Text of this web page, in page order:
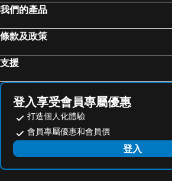
神奈川縣飯店
我們的產品
條款及政策
支援
登入享受會員專屬優惠
打造個人化體驗
會員專屬優惠和會員價
登入